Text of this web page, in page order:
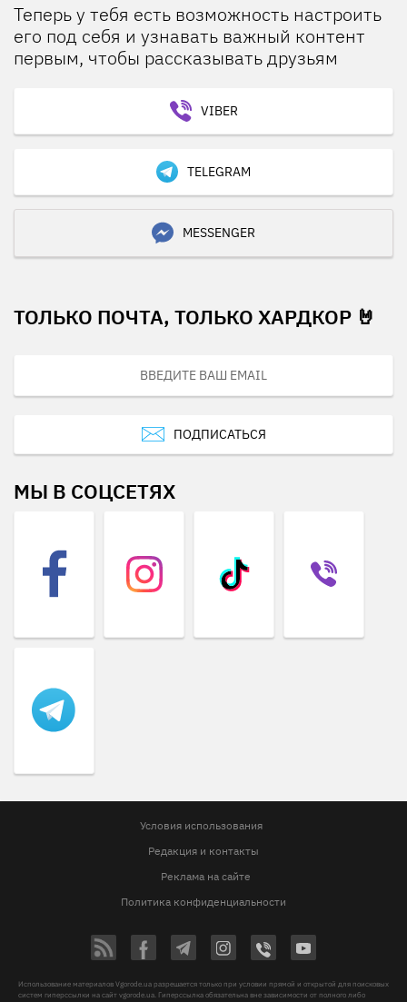
Теперь у тебя есть возможность настроить
его под себя и узнавать важный контент
первым, чтобы рассказывать друзьям
VIBER
TELEGRAM
MESSENGER
ТОЛЬКО ПОЧТА, ТОЛЬКО ХАРДКОР 🤘
ПОДПИСАТЬСЯ
МЫ В СОЦСЕТЯХ
Условия использования
Редакция и контакты
Реклама на сайте
Политика конфиденциальности
Использование материалов Vgorode.ua разрешается только при условии прямой и открытой для поисковых
систем гиперссылки на сайт vgorode.ua. Гиперссылка обязательна вне зависимости от полного либо